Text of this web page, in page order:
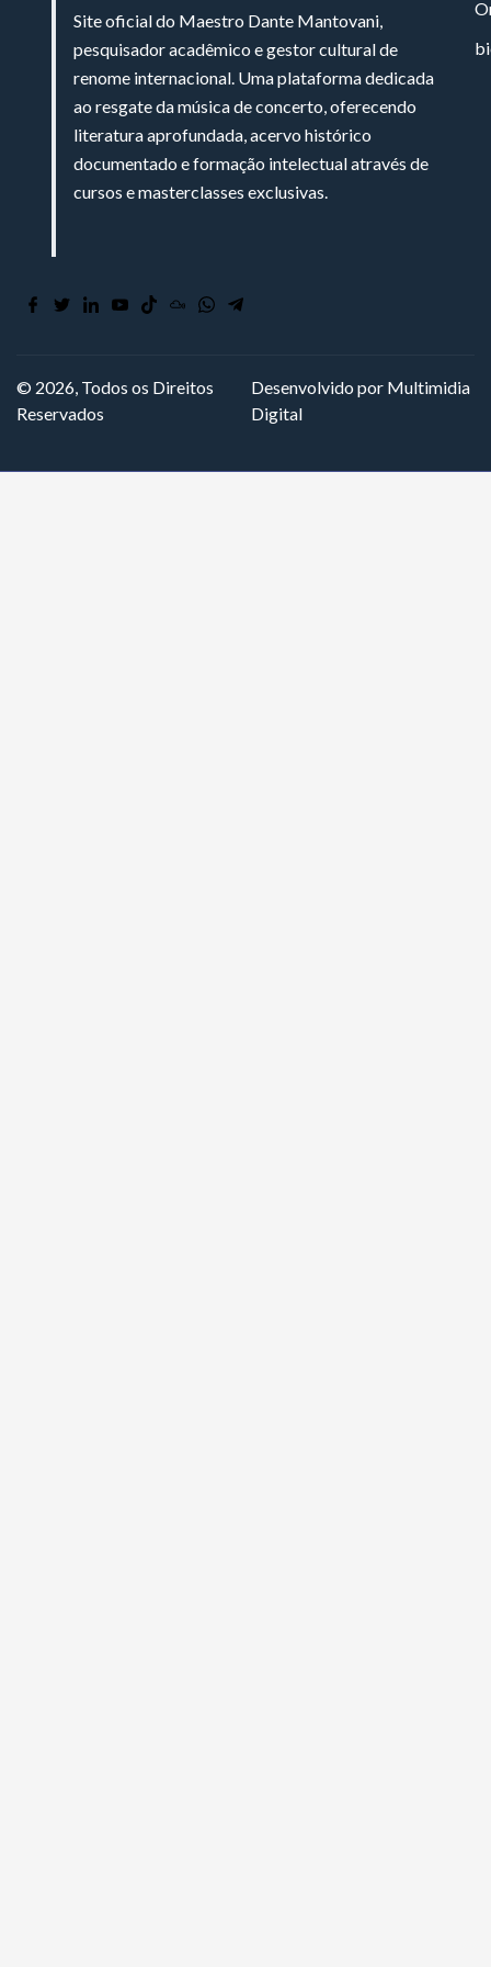
Site oficial do Maestro Dante Mantovani,
pesquisador acadêmico e gestor cultural de
renome internacional. Uma plataforma dedicada
ao resgate da música de concerto, oferecendo
literatura aprofundada, acervo histórico
documentado e formação intelectual através de
cursos e masterclasses exclusivas.
© 2026, Todos os Direitos
Reservados
Desenvolvido por Multimidia
Digital